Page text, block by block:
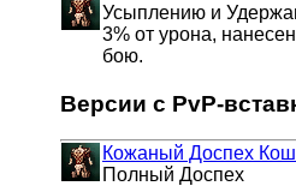
Усыплению и
3% от урона,
бою.
Версии с PvP-
Кожаный Доспех
Полный Доспех